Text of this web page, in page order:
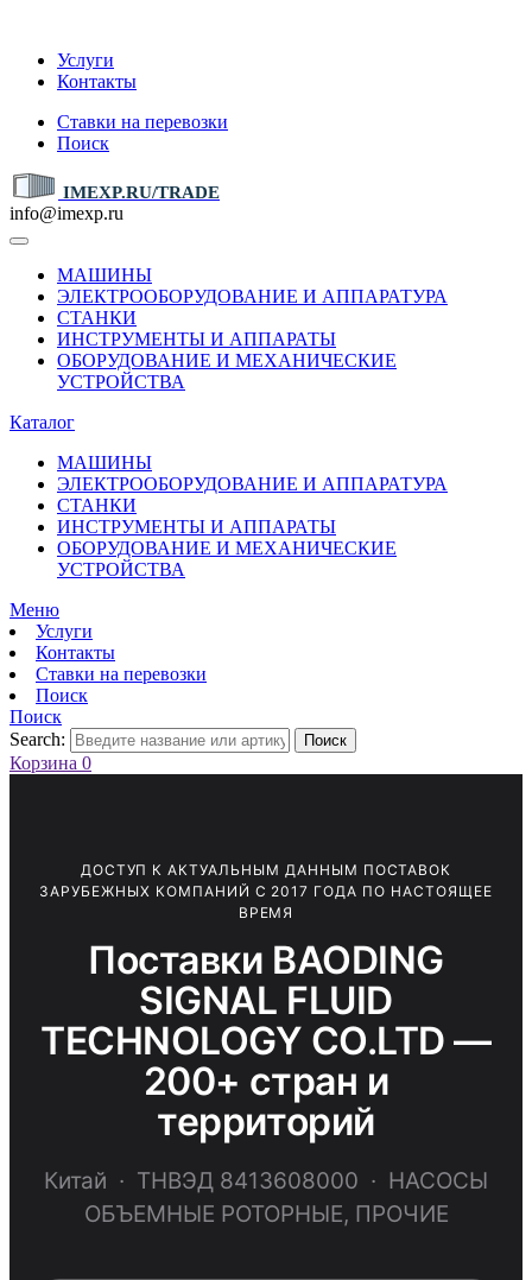
Услуги
Контакты
Ставки на перевозки
Поиск
IMEXP.RU/TRADE
info@imexp.ru
МАШИНЫ
ЭЛЕКТРООБОРУДОВАНИЕ И АППАРАТУРА
СТАНКИ
ИНСТРУМЕНТЫ И АППАРАТЫ
ОБОРУДОВАНИЕ И МЕХАНИЧЕСКИЕ
УСТРОЙСТВА
Каталог
МАШИНЫ
ЭЛЕКТРООБОРУДОВАНИЕ И АППАРАТУРА
СТАНКИ
ИНСТРУМЕНТЫ И АППАРАТЫ
ОБОРУДОВАНИЕ И МЕХАНИЧЕСКИЕ
УСТРОЙСТВА
Меню
Услуги
Контакты
Ставки на перевозки
Поиск
Поиск
Search:
Поиск
Корзина 0
ДОСТУП К АКТУАЛЬНЫМ ДАННЫМ ПОСТАВОК
ЗАРУБЕЖНЫХ КОМПАНИЙ С 2017 ГОДА ПО НАСТОЯЩЕЕ
ВРЕМЯ
Поставки BAODING
SIGNAL FLUID
TECHNOLOGY CO.LTD —
200+ стран и
территорий
Китай · ТНВЭД 8413608000 · НАСОСЫ
ОБЪЕМНЫЕ РОТОРНЫЕ, ПРОЧИЕ